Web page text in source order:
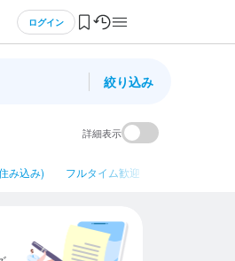
ログイン
絞り込み
詳細表示
み込み) フルタイム歓迎